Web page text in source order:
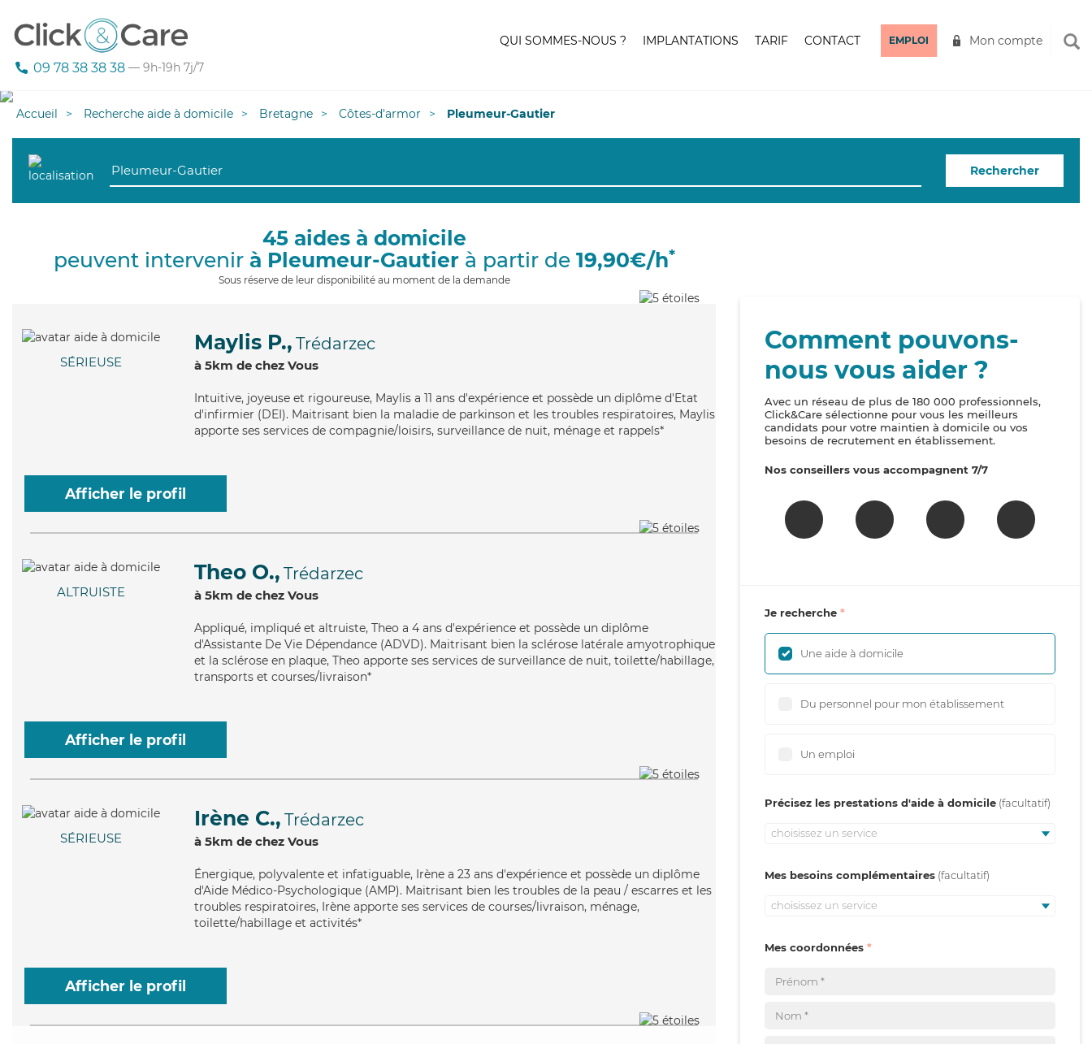
09 78 38 38 38 — 9h-19h 7j/7
QUI SOMMES-NOUS ? IMPLANTATIONS TARIF CONTACT EMPLOI Mon compte
Accueil Recherche aide à domicile Bretagne Côtes-d'armor Pleumeur-Gautier
Rechercher
45 aides à domicile
peuvent intervenir à Pleumeur-Gautierà partir de 19,90€/h*
Sous réserve de leur disponibilité au moment de la demande
SÉRIEUSE
Maylis P., Trédarzec
à 5km de chez Vous
Intuitive, joyeuse et rigoureuse, Maylis a 11 ans d'expérience et possède un diplôme d'Etat
d'infirmier (DEI). Maitrisant bien la maladie de parkinson et les troubles respiratoires, Maylis
apporte ses services de compagnie/loisirs, surveillance de nuit, ménage et rappels*
Afficher le profil
ALTRUISTE
Theo O., Trédarzec
à 5km de chez Vous
Appliqué, impliqué et altruiste, Theo a 4 ans d'expérience et possède un diplôme
d'Assistante De Vie Dépendance (ADVD). Maitrisant bien la sclérose latérale amyotrophique
et la sclérose en plaque, Theo apporte ses services de surveillance de nuit, toilette/habillage,
transports et courses/livraison*
Afficher le profil
SÉRIEUSE
Irène C., Trédarzec
à 5km de chez Vous
Énergique, polyvalente et infatiguable, Irène a 23 ans d'expérience et possède un diplôme
d'Aide Médico-Psychologique (AMP). Maitrisant bien les troubles de la peau / escarres et les
troubles respiratoires, Irène apporte ses services de courses/livraison, ménage,
toilette/habillage et activités*
Afficher le profil
Comment pouvons-
nous vous aider ?
Avec un réseau de plus de 180 000 professionnels,
Click&Care sélectionne pour vous les meilleurs
candidats pour votre maintien à domicile ou vos
besoins de recrutement en établissement.
Nos conseillers vous accompagnent 7/7
Je recherche
Une aide à domicile
Du personnel pour mon établissement
Un emploi
Précisez les prestations d'aide à domicile
choisissez un service
Mes besoins complémentaires
choisissez un service
Mes coordonnées